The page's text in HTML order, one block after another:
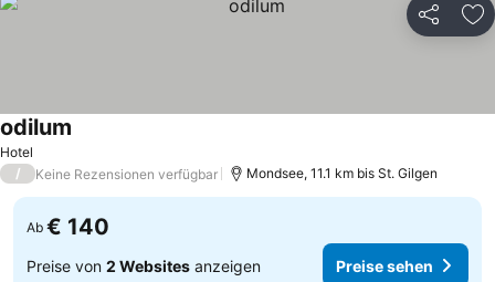
Teilen
Hotel
odilum
/ Keine Rezensionen verfügbar Mondsee, 11.1 km bis St. Gilgen
Ab € 140
Preise von 2 Websites anzeigen Preise sehen